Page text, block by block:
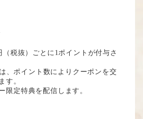
（税抜）ごとに1ポイントが付与さ
、ポイント数によりクーポンを交
す。
限定特典を配信します。